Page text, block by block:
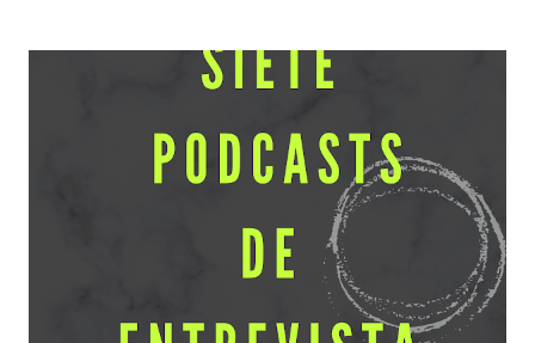
partes, recordando la recomendación de escuchar antes los
también para evitar spoilers que trataré (en lo posible) de no
cometer. Escuchar: Web , Spotify , otras . Episodio 1: La Plaga
Me chocó de entrada que sea otra serie de ficción sobre
pandemias . Siento que necesitamos un respiro (de la
pandemia en la vida, primero, y del tema en general) en cuanto